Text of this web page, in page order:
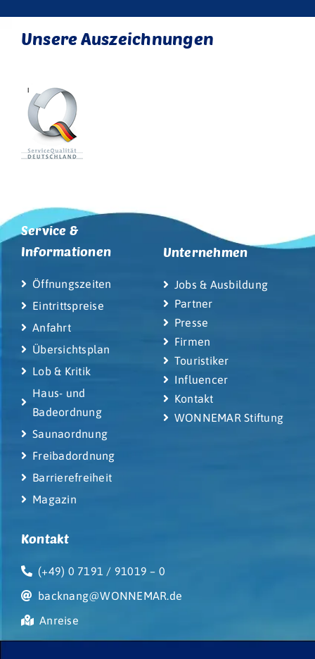
Unsere Auszeichnungen
Service &
Informationen
Öffnungszeiten
Eintrittspreise
Anfahrt
Übersichtsplan
Lob & Kritik
Haus- und
Badeordnung
Saunaordnung
Freibadordnung
Barrierefreiheit
Magazin
Unternehmen
Jobs & Ausbildung
Partner
Presse
Firmen
Touristiker
Influencer
Kontakt
WONNEMAR Stiftung
Kontakt
(+49) 0 7191 / 91019 – 0
backnang@WONNEMAR.de
Anreise